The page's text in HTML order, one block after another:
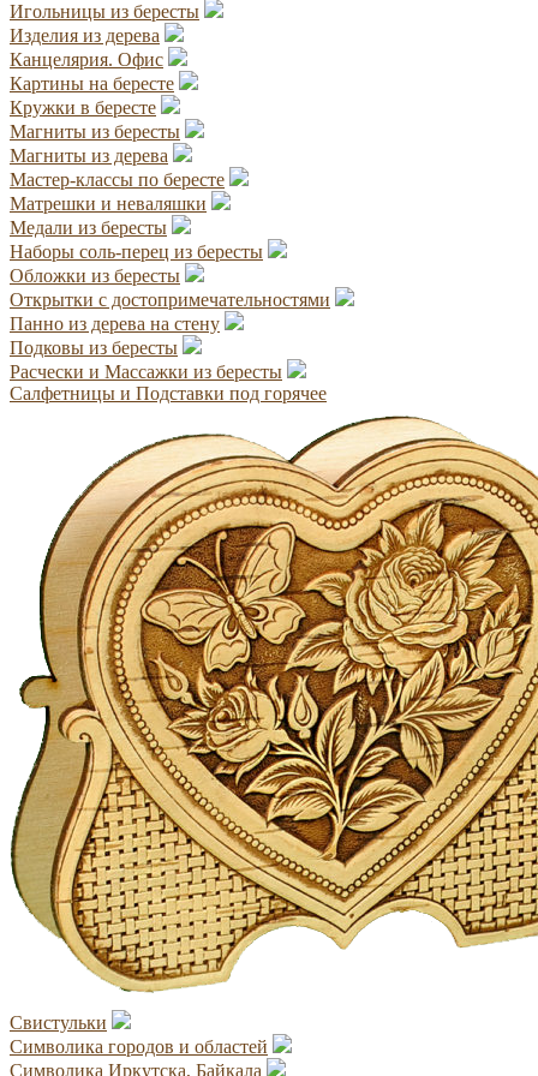
Игольницы из бересты
Изделия из дерева
Канцелярия. Офис
Картины на бересте
Кружки в бересте
Магниты из бересты
Магниты из дерева
Мастер-классы по бересте
Матрешки и неваляшки
Медали из бересты
Наборы соль-перец из бересты
Обложки из бересты
Открытки с достопримечательностями
Панно из дерева на стену
Подковы из бересты
Расчески и Массажки из бересты
Салфетницы и Подставки под горячее
Свистульки
Символика городов и областей
Символика Иркутска, Байкала